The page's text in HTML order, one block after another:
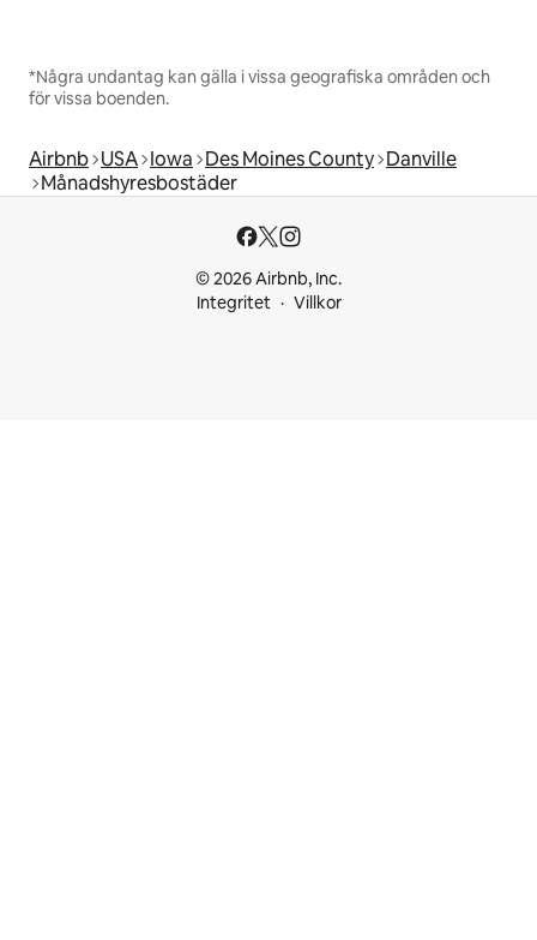
*Några undantag kan gälla i vissa geografiska områden och
för vissa boenden.
Airbnb USA Iowa Des Moines County Danville
Månadshyresbostäder
© 2026 Airbnb, Inc.
Integritet
Villkor